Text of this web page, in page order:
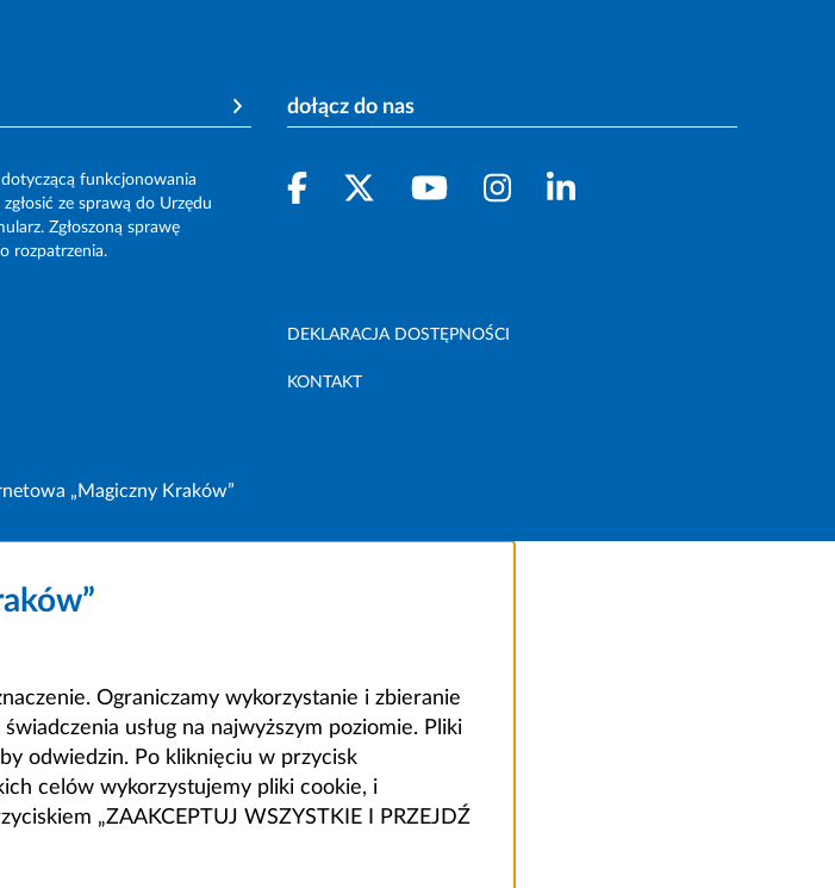
funkcjonowania
ze sprawą do Urzędu
Zgłoszoną sprawę
rozpatrzenia.
dołącz do nas
DEKLARACJA DOSTĘPNOŚCI
KONTAKT
„Magiczny Kraków”
Ograniczamy wykorzystanie i zbieranie
usług na najwyższym poziomie. Pliki
odwiedzin. Po kliknięciu w przycisk
celów wykorzystujemy pliki cookie, i
„ZAAKCEPTUJ WSZYSTKIE I PRZEJDŹ